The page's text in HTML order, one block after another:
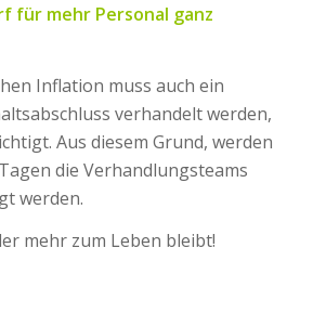
für mehr Personal ganz
Inflation muss auch ein
verhandelt werden,
Aus diesem Grund, werden
die Verhandlungsteams
werden.
mehr zum Leben bleibt!